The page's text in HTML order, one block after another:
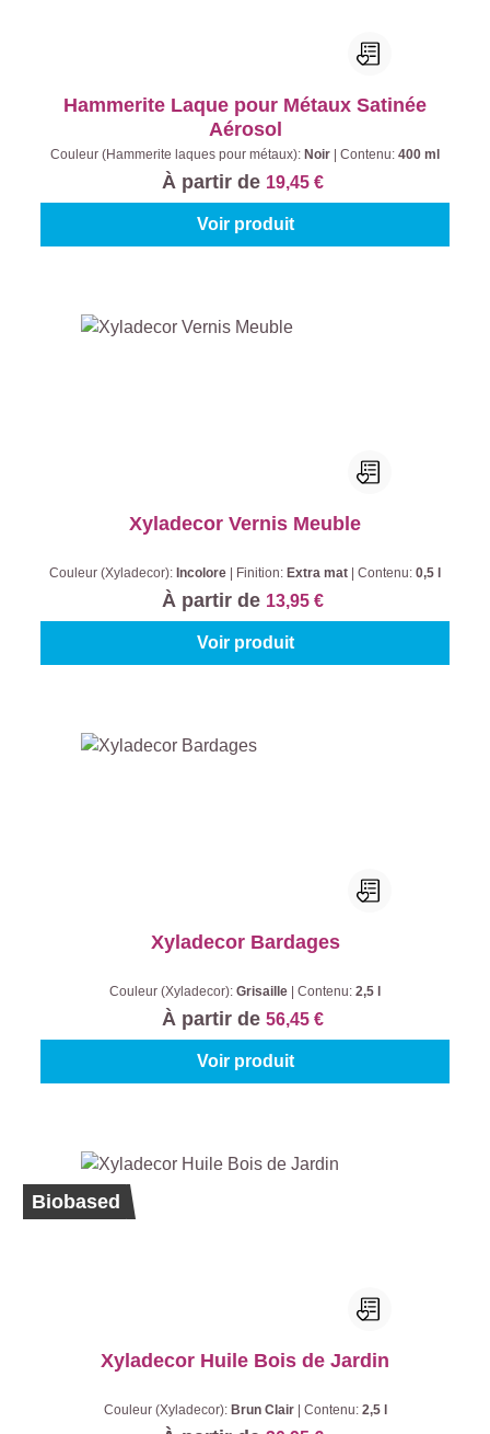
Hammerite Laque pour Métaux Satinée
Aérosol
Couleur (Hammerite laques pour métaux): Noir Contenu: 400 ml
À partir de 19,45 €
Voir produit
Xyladecor Vernis Meuble
Couleur (Xyladecor): Incolore Finition: Extra mat Contenu: 0,5 l
À partir de 13,95 €
Voir produit
Xyladecor Bardages
Couleur (Xyladecor): Grisaille Contenu: 2,5 l
À partir de 56,45 €
Voir produit
Biobased
Xyladecor Huile Bois de Jardin
Couleur (Xyladecor): Brun Clair Contenu: 2,5 l